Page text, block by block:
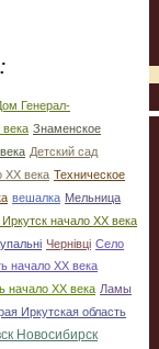
Генерал-
века Знаменское
Детский сад
ХХ века Техническое
вешалка Мельница
начало ХХ века
Чернівці Село
начало ХХ века
начало ХХ века Ламы
Иркутская область
Новосибирск